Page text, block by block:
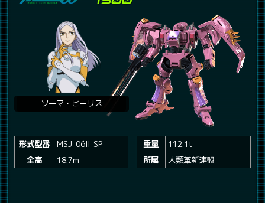
ソーマ・ピーリス
形式型番
MSJ-06II-SP
全高
18.7m
重量
112.1t
所属
人類革新連盟